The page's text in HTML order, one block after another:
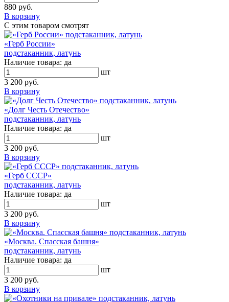
880 руб.
В корзину
С этим товаром смотрят
«Герб России»
подстаканник, латунь
Наличие товара: да
шт
3 200 руб.
В корзину
«Долг Честь Отечество»
подстаканник, латунь
Наличие товара: да
шт
3 200 руб.
В корзину
«Герб СССР»
подстаканник, латунь
Наличие товара: да
шт
3 200 руб.
В корзину
«Москва. Спасская башня»
подстаканник, латунь
Наличие товара: да
шт
3 200 руб.
В корзину